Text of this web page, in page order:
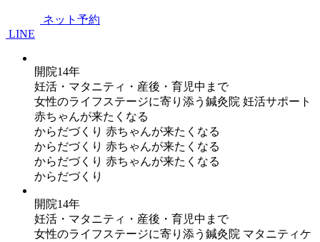
ネット予約
LINE
開院14年
妊活・マタニティ・産後・育児中まで
女性のライフステージに寄り添う鍼灸院 妊活サポート
赤ちゃんが来たくなる
からだづくり 赤ちゃんが来たくなる
からだづくり 赤ちゃんが来たくなる
からだづくり 赤ちゃんが来たくなる
からだづくり
開院14年
妊活・マタニティ・産後・育児中まで
女性のライフステージに寄り添う鍼灸院 マタニティケ